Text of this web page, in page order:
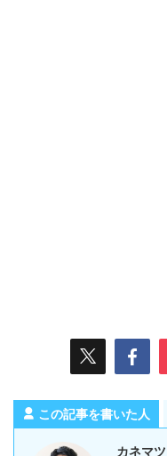
この記事を書いた人
カネマツ